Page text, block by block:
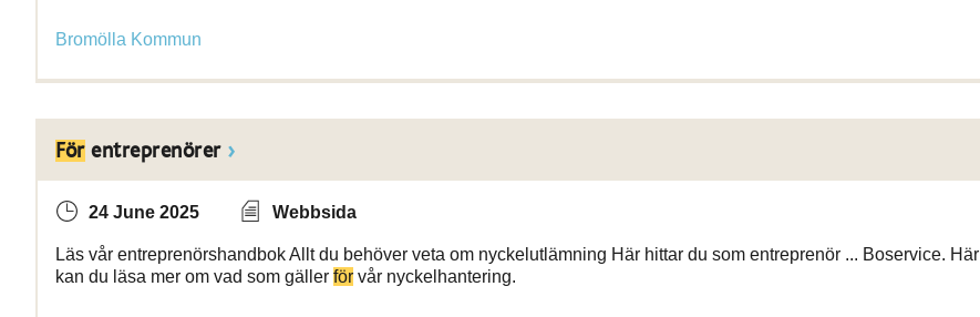
Bromölla Kommun
Förentreprenörer
24 June 2025 Webbsida
Läs vår entreprenörshandbok Allt du behöver veta om nyckelutlämning Här hittar du som entreprenör ... Boservice. Här
kan du läsa mer om vad som gäller för vår nyckelhantering.